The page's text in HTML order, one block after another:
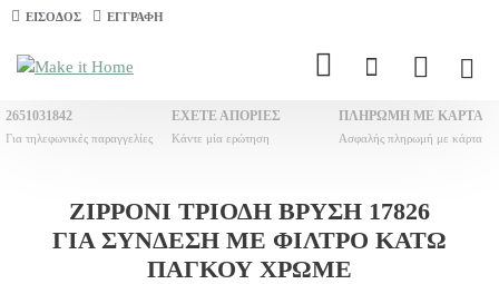
ΕΊΣΟΔΟΣ ΕΓΓΡΑΦΉ
2651031842
Για τηλεφωνικές παραγγελίες
ΈΧΕΤΕ ΑΠΟΡΊΕΣ
Κάντε μία ερώτηση
ΠΛΗΡΩΜΉ ΜΕ ΚΆΡΤΑ
Ασφαλής πληρωμή με κάρτα
ZIPPONI ΤΡΊΟΔΗ ΒΡΎΣΗ 17826
ΓΙΑ ΣΎΝΔΕΣΗ ΜΕ ΦΊΛΤΡΟ ΚΆΤΩ
ΠΆΓΚΟΥ ΧΡΩΜΈ